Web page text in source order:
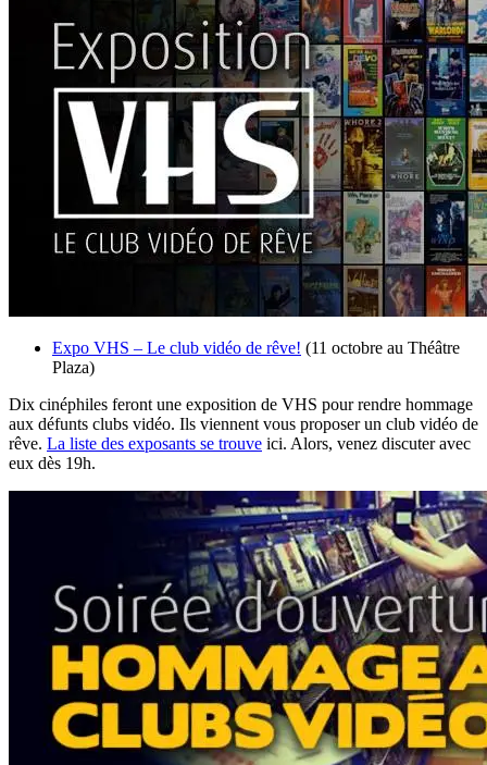
Expo VHS – Le club vidéo de rêve! (11 octobre au Théâtre
Plaza)
Dix cinéphiles feront une exposition de VHS pour rendre hommage
aux défunts clubs vidéo. Ils viennent vous proposer un club vidéo de
rêve. La liste des exposants se trouve ici. Alors, venez discuter avec
eux dès 19h.